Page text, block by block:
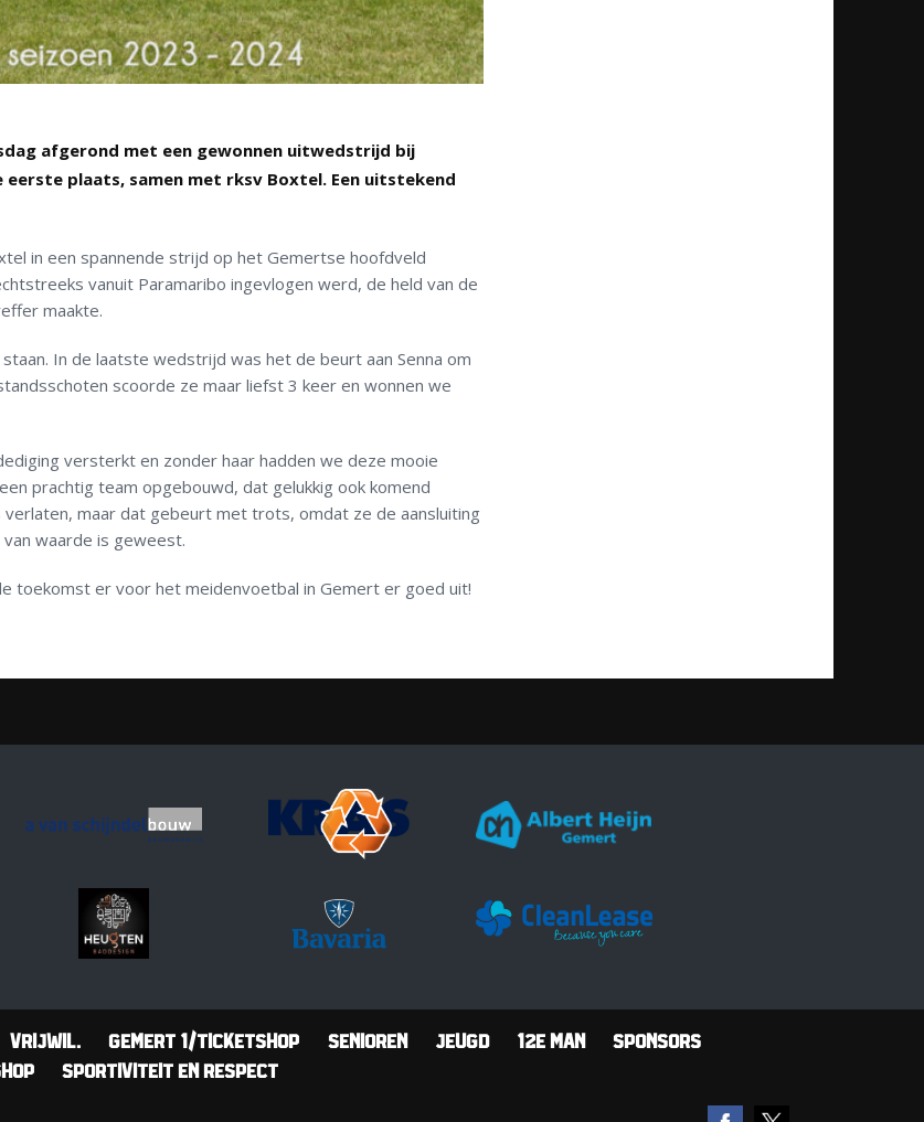
afgerond met een gewonnen uitwedstrijd bij
plaats, samen met rksv Boxtel. Een uitstekend
in een spannende strijd op het Gemertse hoofdveld
vanuit Paramaribo ingevlogen werd, de held van de
maakte.
In de laatste wedstrijd was het de beurt aan Senna om
scoorde ze maar liefst 3 keer en wonnen we
versterkt en zonder haar hadden we deze mooie
prachtig team opgebouwd, dat gelukkig ook komend
maar dat gebeurt met trots, omdat ze de aansluiting
waarde is geweest.
toekomst er voor het meidenvoetbal in Gemert er goed uit!
Vrijwil. Gemert 1/Ticketshop Senioren Jeugd 12e man
Sponsors
Sportiviteit en Respect